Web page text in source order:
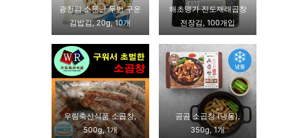
광천김 소문난 두번 구운
김밥김, 20g, 10개
해초명가 진도재래곱창
전장김, 100개입
우림축산식품 소곱창,
500g, 1개
곰곰 소곱창 (냉동),
350g, 1개